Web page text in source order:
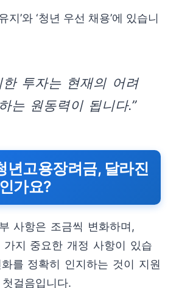
지’와 ‘청년 우선 채용’에 있습니
한 투자는 현재의 어려
는 원동력이 됩니다.”
고용장려금, 달라진
가요?
사항은 조금씩 변화하며,
지 중요한 개정 사항이 있습
를 정확히 인지하는 것이 지원
걸음입니다.